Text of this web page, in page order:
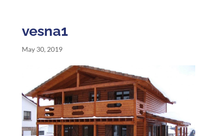
vesna1
May 30, 2019